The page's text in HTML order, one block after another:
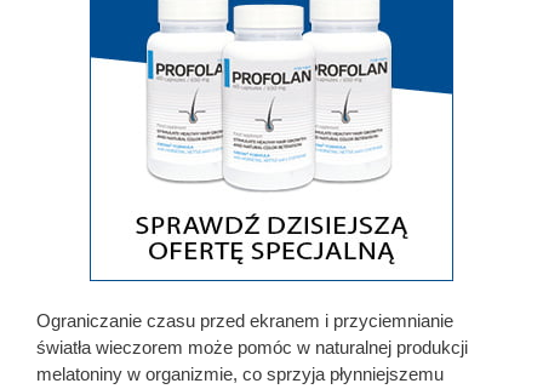
Ograniczanie czasu przed ekranem i przyciemnianie
światła wieczorem może pomóc w naturalnej produkcji
melatoniny w organizmie, co sprzyja płynniejszemu